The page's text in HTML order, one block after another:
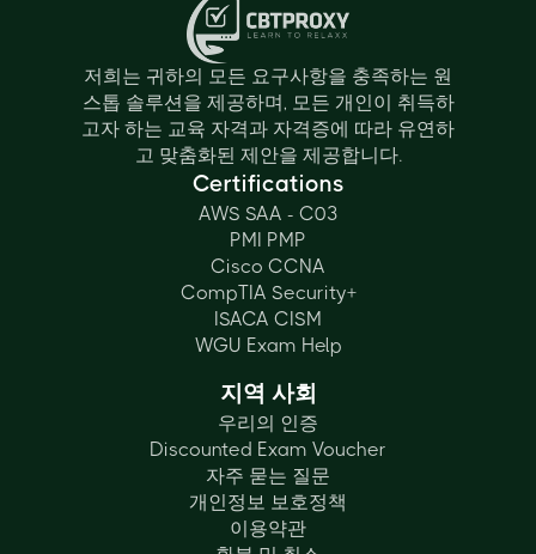
저희는 귀하의 모든 요구사항을 충족하는 원
스톱 솔루션을 제공하며, 모든 개인이 취득하
고자 하는 교육 자격과 자격증에 따라 유연하
고 맞춤화된 제안을 제공합니다.
Certifications
AWS SAA - C03
PMI PMP
Cisco CCNA
CompTIA Security+
ISACA CISM
WGU Exam Help
지역 사회
우리의 인증
Discounted Exam Voucher
자주 묻는 질문
개인정보 보호정책
이용약관